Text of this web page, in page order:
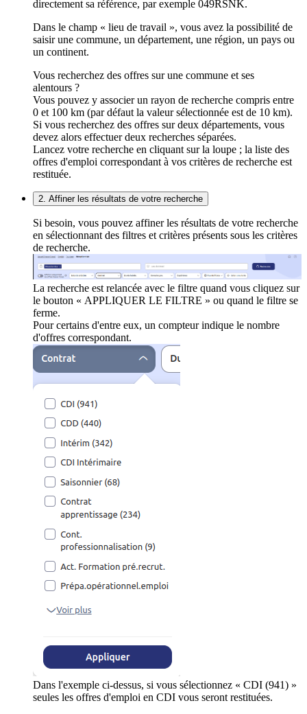
directement sa référence, par exemple 049RSNK.
Dans le champ « lieu de travail », vous avez la possibilité de
saisir une commune, un département, une région, un pays ou
un continent.
Vous recherchez des offres sur une commune et ses
alentours ?
Vous pouvez y associer un rayon de recherche compris entre
0 et 100 km (par défaut la valeur sélectionnée est de 10 km).
Si vous recherchez des offres sur deux départements, vous
devez alors effectuer deux recherches séparées.
Lancez votre recherche en cliquant sur la loupe ; la liste des
offres d'emploi correspondant à vos critères de recherche est
restituée.
2. Affiner les résultats de votre recherche
Si besoin, vous pouvez affiner les résultats de votre recherche
en sélectionnant des filtres et critères présents sous les critères
de recherche.
La recherche est relancée avec le filtre quand vous cliquez sur
le bouton « APPLIQUER LE FILTRE » ou quand le filtre se
ferme.
Pour certains d'entre eux, un compteur indique le nombre
d'offres correspondant.
Dans l'exemple ci-dessus, si vous sélectionnez « CDI (941) »
seules les offres d'emploi en CDI vous seront restituées.